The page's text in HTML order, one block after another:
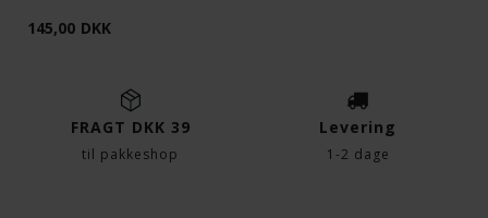
145,00 DKK
FRAGT DKK 39
til pakkeshop
Levering
1-2 dage